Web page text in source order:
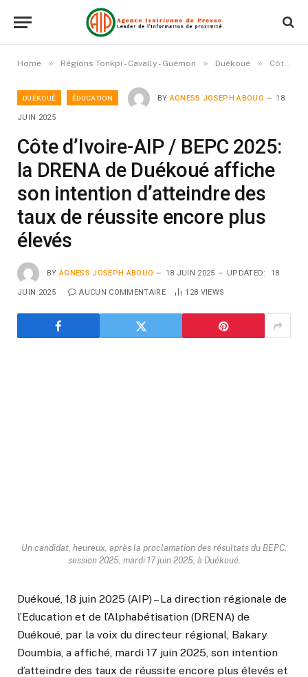
Home » Régions Tonkpi - Cavally - Guémon » Duékoué » Côte d’Ivoire-AIP / BEPC 2025: la DRENA de Duékoué affiche son intention d’atteindre des taux de réussite encore plus élevés
DUÉKOUÉ ÉDUCATION BY AGNESS JOSEPH ABOUO 18
JUIN 2025
Côte d’Ivoire-AIP / BEPC 2025:
la DRENA de Duékoué affiche
son intention d’atteindre des
taux de réussite encore plus
élevés
BY AGNESS JOSEPH ABOUO 18 JUIN 2025 UPDATED: 18
JUIN 2025 AUCUN COMMENTAIRE 128 VIEWS
Un candidat, heureux, après la proclamation des résultats du BEPC,
session 2025, mardi 17 juin 2025, à Duékoué.
Duékoué, 18 juin 2025 (AIP) – La direction régionale de
l’Education et de l’Alphabétisation (DRENA) de
Duékoué, par la voix du directeur régional, Bakary
Doumbia, a affiché, mardi 17 juin 2025, son intention
d’atteindre des taux de réussite encore plus élevés et